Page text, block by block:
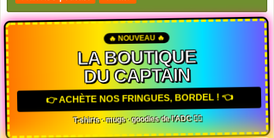
🔥 NOUVEAU 🔥
LA BOUTIQUE
DU CAPTAIN
👉 ACHÈTE NOS FRINGUES, BORDEL ! 👈
T-shirts · mugs · goodies de l'ADC 🏴‍☠️